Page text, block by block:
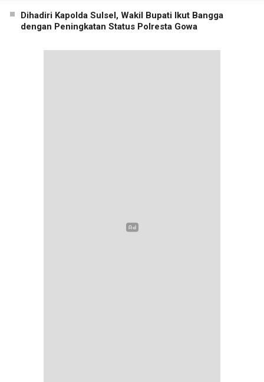
Dihadiri Kapolda Sulsel, Wakil Bupati Ikut Bangga
dengan Peningkatan Status Polresta Gowa